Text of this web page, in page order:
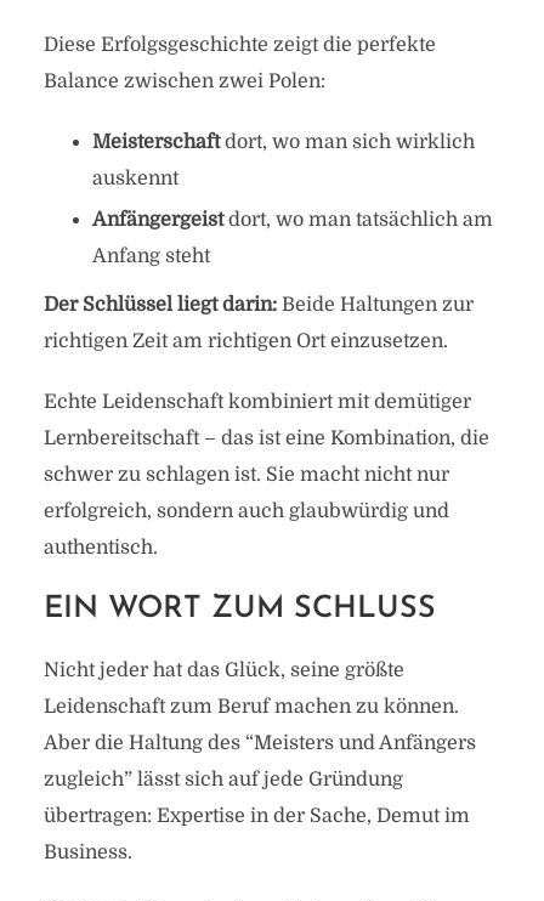
Diese Erfolgsgeschichte zeigt die perfekte
Balance zwischen zwei Polen:
Meisterschaftdort, wo man sich wirklich
auskennt
Anfängergeistdort, wo man tatsächlich am
Anfang steht
Der Schlüssel liegt darin:Beide Haltungen zur
richtigen Zeit am richtigen Ort einzusetzen.
Echte Leidenschaft kombiniert mit demütiger
Lernbereitschaft – das ist eine Kombination, die
schwer zu schlagen ist. Sie macht nicht nur
erfolgreich, sondern auch glaubwürdig und
authentisch.
EIN WORT ZUM SCHLUSS
Nicht jeder hat das Glück, seine größte
Leidenschaft zum Beruf machen zu können.
Aber die Haltung des “Meisters und Anfängers
zugleich” lässt sich auf jede Gründung
übertragen: Expertise in der Sache, Demut im
Business.